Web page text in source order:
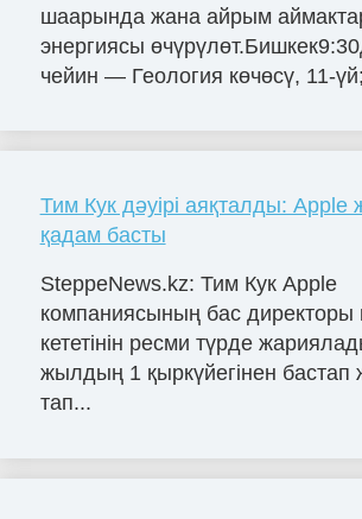
шаарында жана айрым
энергиясы
чейин — Геология көчөсү, 11-
Тим Кук дәуірі аяқталды: Apple
қадам басты
SteppeNews.kz: Тим Кук Apple
компаниясының бас директоры
кететінін ресми түрде
жылдың 1 қыркүйегінен
тап...